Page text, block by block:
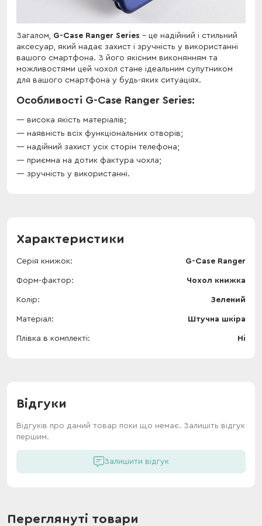
Загалом, G-Case Ranger Series - це надійний і стильний
аксесуар, який надає захист і зручність у використанні
вашого смартфона. З його якісним виконянням та
можливостями цей чохол стане ідеальним супутником
для вашого смартфона у будь-яких ситуаціях.
Особливості G-Case Ranger Series:
висока якість матеріалів;
наявність всіх функціональних отворів;
надійний захист усіх сторін телефона;
приємна на дотик фактура чохла;
зручність у використанні.
Характеристики
Серія книжок G-Case Ranger
Форм-фактор Чохол книжка
Колір Зелений
Матеріал Штучна шкіра
Плівка в комплекті Ні
Відгуки
Відгуків про даний товар поки що немає. Залишіть відгук
першим.
Залишити відгук
Переглянуті товари